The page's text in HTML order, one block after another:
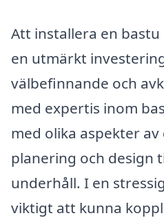
Att installera en bastu
en utmärkt
välbefinnande och
med expertis inom
med olika aspekter
planering och design
underhåll. I en
viktigt att kunna